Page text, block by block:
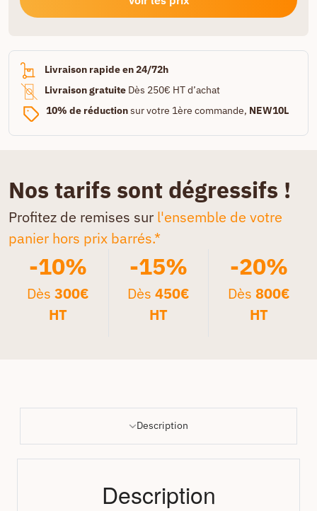
Livraison rapide en 24/72h
Livraison gratuite Dès 250€ HT d’achat
10% de réductionsur votre 1ère commande, NEW10L
Nos tarifs sont dégressifs !
Profitez de remises sur l'ensemble de votre
panier hors prix barrés.*
-10%
Dès300€
HT
-15%
Dès 450€
HT
-20%
Dès 800€
HT
Description
Description